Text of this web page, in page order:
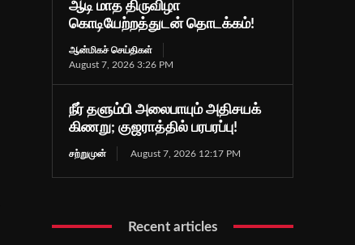
ஆடி மாத திருவிழா
கொடியேற்றத்துடன் தொடக்கம்!
ஆன்மிகச் செய்திகள்
August 7, 2026 3:26 PM
நீர் தளும்பி அலைபாயும் அதிசயக்
கிணறு; குஜராத்தில் பரபரப்பு!
சற்றுமுன் August 7, 2026 12:17 PM
Recent articles